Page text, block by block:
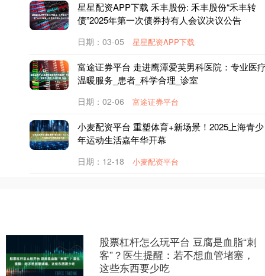
星星配资APP下载 禾丰股份: 禾丰股份“禾丰转
债”2025年第一次债券持有人会议决议公告
日期：03-05 星星配资APP下载
富途证券平台 走进鹰潭爱芙男科医院：专业医
温暖服务_患者_科学合理_诊室
日期：02-06 富途证券平台
小麦配资平台 重塑体育+新场景！2025上海青少
年运动生活嘉年华开幕
日期：12-18 小麦配资平台
股票杠杆怎么玩平台 豆腐是血脂“刺
客”？医生提醒：若不想血管堵塞，
这些东西要少吃